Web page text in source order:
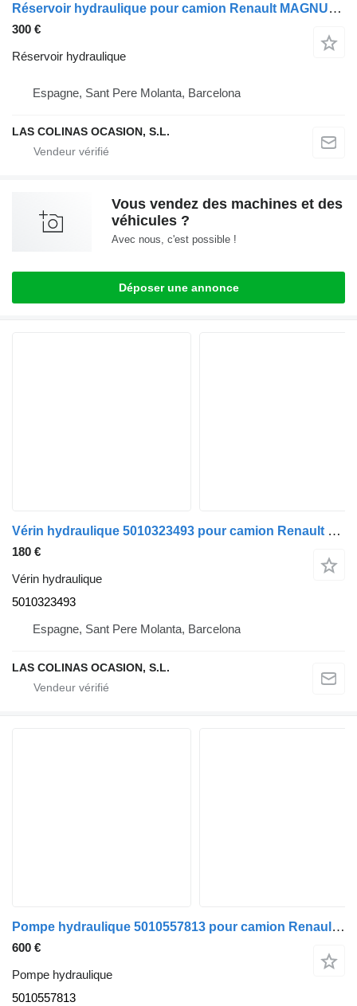
Réservoir hydraulique pour camion Renault MAGNUM AB 2005
300 €
Réservoir hydraulique
Espagne, Sant Pere Molanta, Barcelona
LAS COLINAS OCASION, S.L.
Vous vendez des machines et des
véhicules ?
Avec nous, c'est possible !
Déposer une annonce
Vérin hydraulique 5010323493 pour camion Renault Magnum
180 €
Vérin hydraulique
5010323493
Espagne, Sant Pere Molanta, Barcelona
LAS COLINAS OCASION, S.L.
Pompe hydraulique 5010557813 pour camion Renault Magnum
600 €
Pompe hydraulique
5010557813